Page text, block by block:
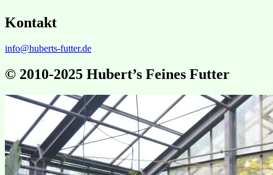
Kontakt
info@huberts-futter.de
© 2010-2025 Hubert’s Feines Futter